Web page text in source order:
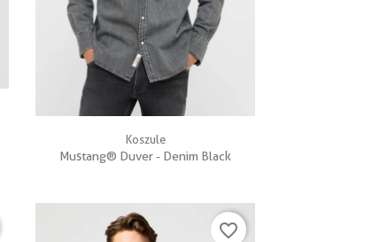
Szybki podgląd
Koszule
Mustang® Duver - Denim Black
favorite_border